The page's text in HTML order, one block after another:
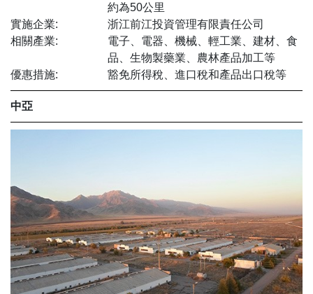
約為50公里
實施企業:
浙江前江投資管理有限責任公司
相關產業:
電子、電器、機械、輕工業、建材、食
品、生物製藥業、農林產品加工等
優惠措施:
豁免所得稅、進口稅和產品出口稅等
中亞